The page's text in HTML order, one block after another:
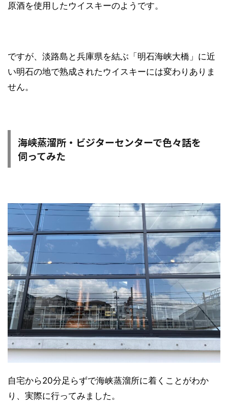
原酒を使用したウイスキーのようです。
ですが、淡路島と兵庫県を結ぶ「明石海峡大橋」に近
い明石の地で熟成されたウイスキーには変わりありま
せん。
海峡蒸溜所・ビジターセンターで色々話を
伺ってみた
自宅から20分足らずで海峡蒸溜所に着くことがわか
り、実際に行ってみました。